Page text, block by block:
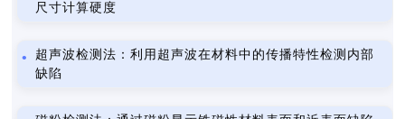
尺寸计算硬度
超声波检测法：利用超声波在材料中的传播特性检测内部
缺陷